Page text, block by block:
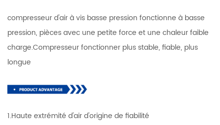
compresseur d'air à vis basse pression fonctionne à basse
pression, pièces avec une petite force et une chaleur faible
charge.Compresseur fonctionner plus stable, fiable, plus
longue
1.Haute extrémité d'air d'origine de fiabilité